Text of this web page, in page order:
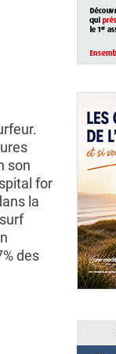
son
for
la
des